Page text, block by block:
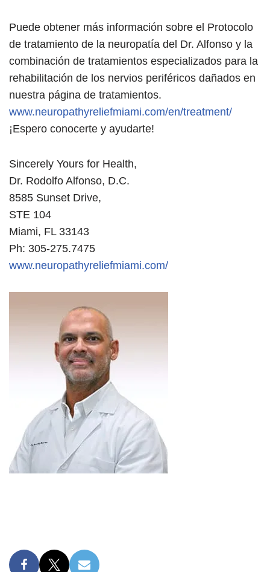
Puede obtener más información sobre el Protocolo
de tratamiento de la neuropatía del Dr. Alfonso y la
combinación de tratamientos especializados para la
rehabilitación de los nervios periféricos dañados en
nuestra página de tratamientos.
www.neuropathyreliefmiami.com/en/treatment/
¡Espero conocerte y ayudarte!
Sincerely Yours for Health,
Dr. Rodolfo Alfonso, D.C.
8585 Sunset Drive,
STE 104
Miami, FL 33143
Ph: 305-275.7475
www.neuropathyreliefmiami.com/